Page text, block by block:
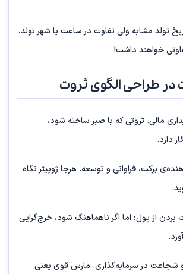
تولد مشابه ولی تفاوت در ساعت یا شهر تولد،
خواهند داشت!
طراحی الگوی ثروت
مالی. ثروتی که با صبر ساخته شود،
دارد.
برکت، فراوانی و توسعه. هرجا ژوپیتر نگاه
بردن از پول؛ اما اگر ناهماهنگ شود، خرج‌گرایی
شجاعت در سرمایه‌گذاری. مارس قوی یعنی